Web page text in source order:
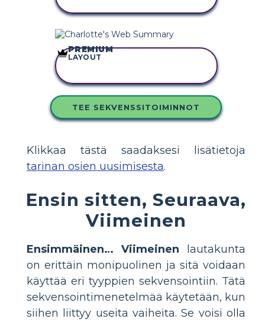
KOPIOI TÄMÄ
PREMIUM
LAYOUT
TEE SEKVENSSITOIMINNOT
Klikkaa tästä saadaksesi lisätietoja
tarinan osien uusimisesta.
Ensin sitten, Seuraava,
Viimeinen
Ensimmäinen… Viimeinen lautakunta
on erittäin monipuolinen ja sitä voidaan
käyttää eri tyyppien sekvensointiin. Tätä
sekvensointimenetelmää käytetään, kun
siihen liittyy useita vaiheita. Se voisi olla